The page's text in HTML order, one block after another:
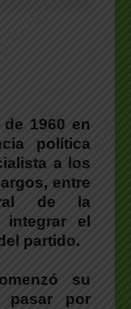
1960 en
política
a los
entre
de la
el
partido.
su
pasar por